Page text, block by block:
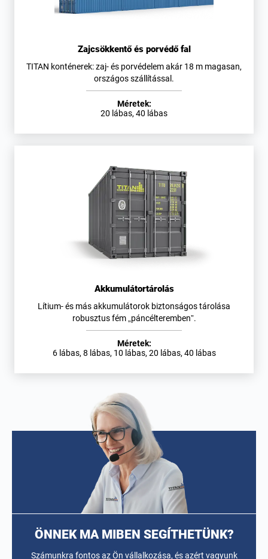
Zajcsökkentő és porvédő fal
TITAN konténerek: zaj- és porvédelem akár 18 m magasan,
országos szállítással.
Méretek:
20 lábas, 40 lábas
Akkumulátortárolás
Lítium- és más akkumulátorok biztonságos tárolása
robusztus fém „páncélteremben”.
Méretek:
6 lábas, 8 lábas, 10 lábas, 20 lábas, 40 lábas
ÖNNEK MA MIBEN SEGÍTHETÜNK?
Számunkra fontos az Ön vállalkozása, és azért vagyunk